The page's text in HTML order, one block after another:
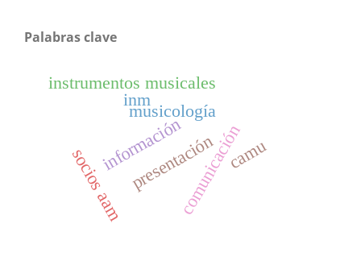
Palabras clave
información
presentación
comunicacióncamu
musicología
socios aam
inm
instrumentos musicales